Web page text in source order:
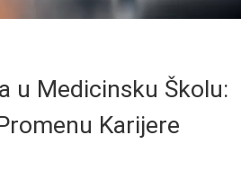
u Medicinsku Školu:
Karijere